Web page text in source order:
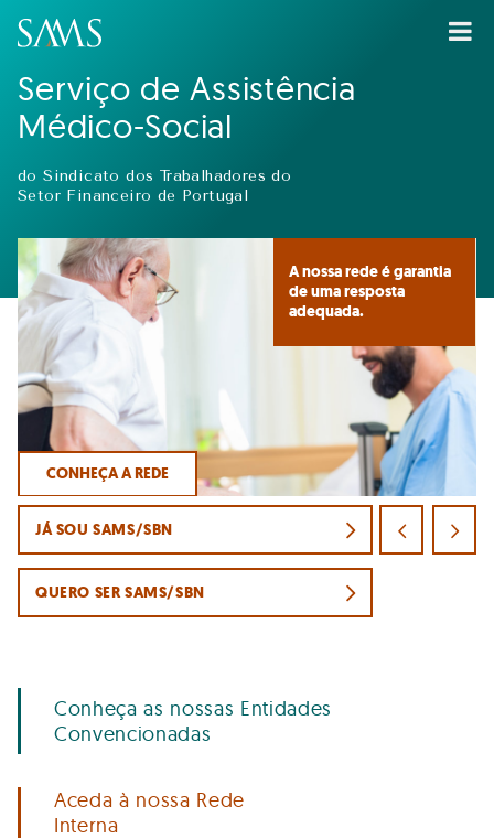
Serviço de Assistência
Médico-Social
do Sindicato dos Trabalhadores do
Setor Financeiro de Portugal
A nossa rede é garantia
de uma resposta
adequada.
CONHEÇA A REDE
JÁ SOU SAMS/SBN
QUERO SER SAMS/SBN
Conheça as nossas Entidades
Convencionadas
Aceda à nossa Rede
Interna